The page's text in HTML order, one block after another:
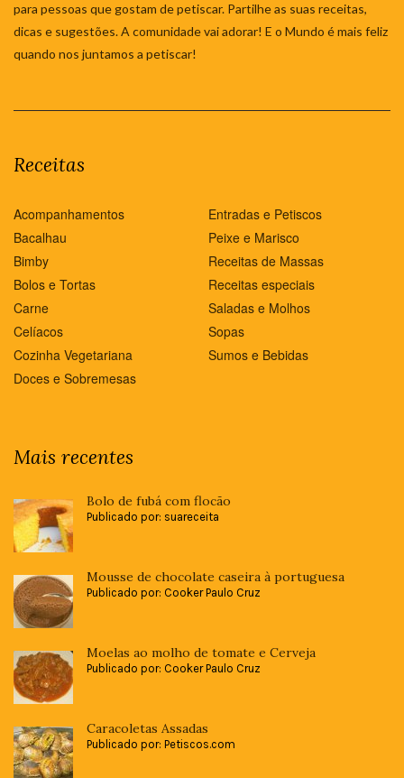
para pessoas que gostam de petiscar. Partilhe as suas receitas,
dicas e sugestões. A comunidade vai adorar! E o Mundo é mais feliz
quando nos juntamos a petiscar!
Receitas
Acompanhamentos
Bacalhau
Bimby
Bolos e Tortas
Carne
Celíacos
Cozinha Vegetariana
Doces e Sobremesas
Entradas e Petiscos
Peixe e Marisco
Receitas de Massas
Receitas especiais
Saladas e Molhos
Sopas
Sumos e Bebidas
Mais recentes
Bolo de fubá com flocão
Publicado por: suareceita
Mousse de chocolate caseira à portuguesa
Publicado por: Cooker Paulo Cruz
Moelas ao molho de tomate e Cerveja
Publicado por: Cooker Paulo Cruz
Caracoletas Assadas
Publicado por: Petiscos.com